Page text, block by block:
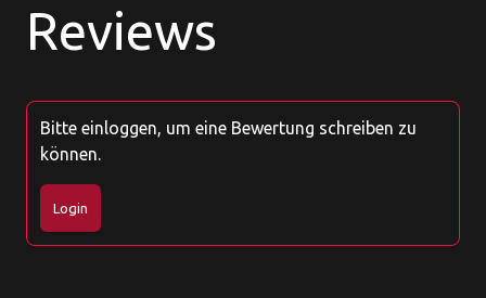
Reviews
Bitte einloggen, um eine Bewertung schreiben zu
können.
Login